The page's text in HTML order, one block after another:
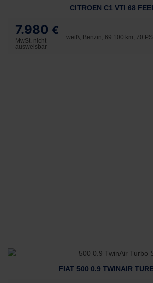
CITROEN C1 VTI 68
7.980 €
MwSt. nicht
ausweisbar
weiß, Benzin, 69.100 km, 70
FIAT 500 0.9 TWINAIR